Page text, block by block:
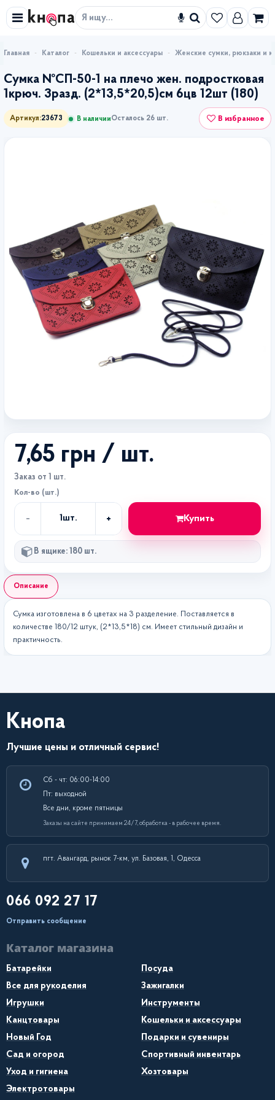
Искать
Каталог Кошельки и аксессуары Женские сумки, рюкзаки и
Сумка №СП-50-1 на плечо жен. подростковая
1крюч. 3разд. (2*13,5*20,5)см 6цв 12шт (180)
Артикул:23673 В наличииОсталось 26 шт. В избранное
Описание
Сумка изготовлена в 6 цветах на 3 разделение. Поставляется в
количестве 180/12 штук, (2*13,5*18) см. Имеет стильный дизайн и
практичность.
7,65 грн / шт.
Заказ от 1 шт.
Кол-во (шт.)
-
во
1шт. + Купить
В ящике: 180 шт.
Кнопа
Лучшие цены и отличный сервис!
Сб - чт: 06:00-14:00
Пт: выходной
Все дни, кроме пятницы
Заказы на сайте принимаем 24/7, обработка - в рабочее время.
пгт. Авангард, рынок 7-км, ул. Базовая, 1, Одесса
066 092 27 17
Отправить сообщение
Каталог магазина
Батарейки
Посуда
Все для рукоделия
Зажигалки
Игрушки
Инструменты
Канцтовары
Кошельки и аксессуары
Новый Год
Подарки и сувениры
Сад и огород
Спортивный инвентарь
Уход и гигиена
Хозтовары
Электротовары